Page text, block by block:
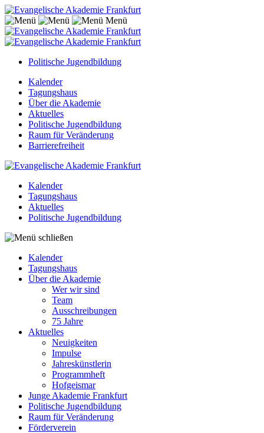
Menü
Politische Jugendbildung
Kalender
Tagungshaus
Über die Akademie
Aktuelles
Politische Jugendbildung
Raum für Veränderung
Barrierefreiheit
Kalender
Tagungshaus
Aktuelles
Politische Jugendbildung
Kalender
Tagungshaus
Über die Akademie
Wer wir sind
Team
Ausschreibungen
75 Jahre
Aktuelles
Neuigkeiten
Impulse
Jahreskünstlerin
Programmheft
Hofgeismar
Junge Akademie Frankfurt
Politische Jugendbildung
Raum für Veränderung
Förderverein